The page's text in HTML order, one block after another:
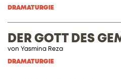
DRAMATURGIE
DER GOTT DES
von Yasmina Reza
DRAMATURGIE